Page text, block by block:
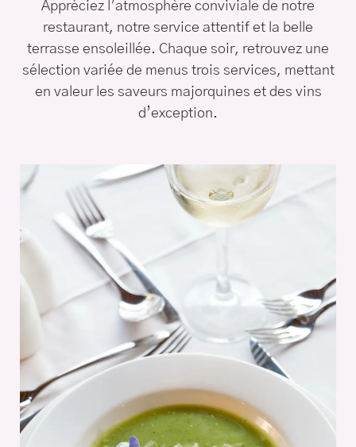
Appréciez l’atmosphère conviviale de notre
restaurant, notre service attentif et la belle
terrasse ensoleillée. Chaque soir, retrouvez une
sélection variée de menus trois services, mettant
en valeur les saveurs majorquines et des vins
d’exception.